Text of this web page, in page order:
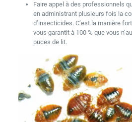
Faire appel à des professionnels
en administrant plusieurs fois la
d’insecticides. C’est la manière
vous garantit à 100 % que vous
puces de lit.